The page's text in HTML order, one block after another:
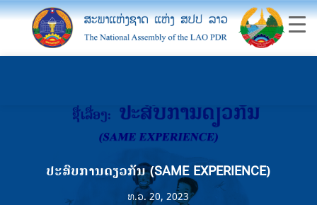
ປະສົບການດຽວກັນ (SAME EXPERIENCE)
ທ.ວ. 20, 2023